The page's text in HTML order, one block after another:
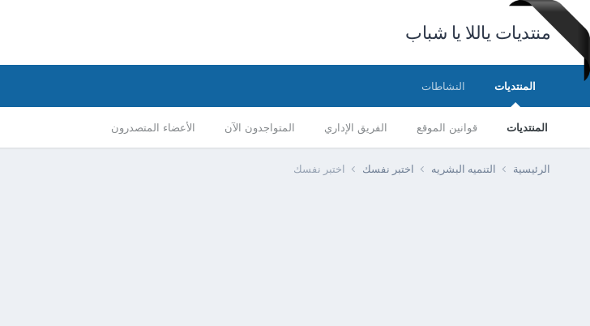
منتديات ياللا يا شباب
المنتديات
المنتديات قوانين الموقع الفريق الإداري المتواجدون الآن الأعضاء المتصدرون
النشاطات
الرئيسية التنميه البشريه اختبر نفسك اختبر نفسك